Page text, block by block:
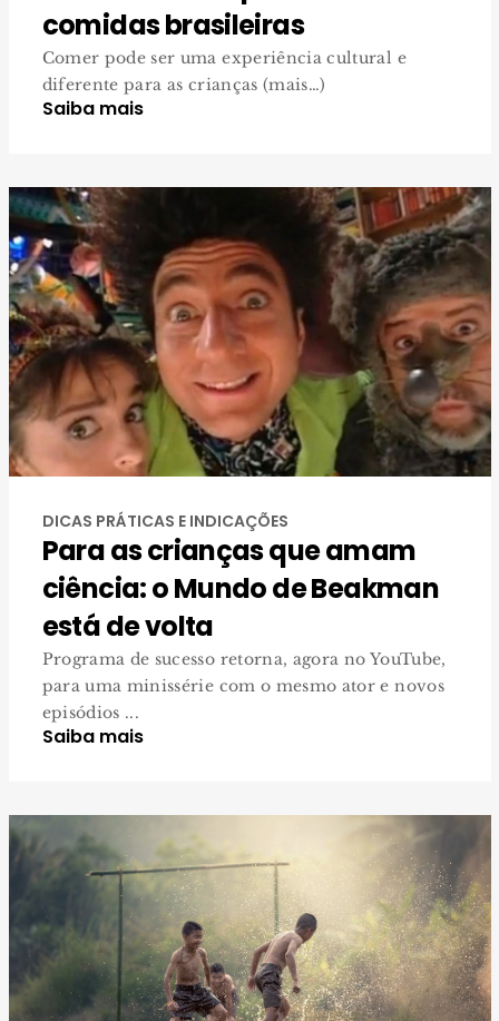
comidas brasileiras
Comer pode ser uma experiência cultural e
diferente para as crianças (mais…)
Saiba mais
DICAS PRÁTICAS E INDICAÇÕES
Para as crianças que amam
ciência: o Mundo de Beakman
está de volta
Programa de sucesso retorna, agora no YouTube,
para uma minissérie com o mesmo ator e novos
episódios ...
Saiba mais